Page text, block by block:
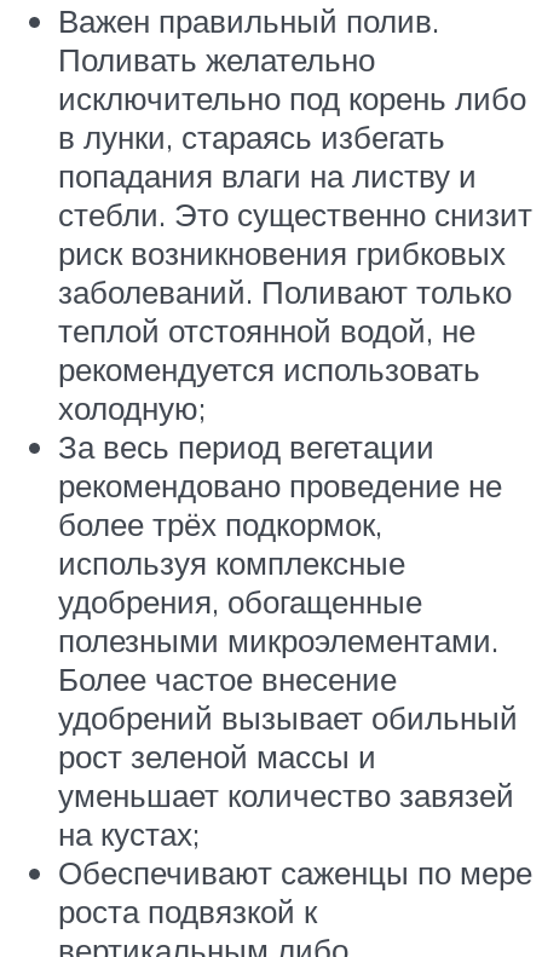
Важен правильный полив.
Поливать желательно
исключительно под корень либо
в лунки, стараясь избегать
попадания влаги на листву и
стебли. Это существенно снизит
риск возникновения грибковых
заболеваний. Поливают только
теплой отстоянной водой, не
рекомендуется использовать
холодную;
За весь период вегетации
рекомендовано проведение не
более трёх подкормок,
используя комплексные
удобрения, обогащенные
полезными микроэлементами.
Более частое внесение
удобрений вызывает обильный
рост зеленой массы и
уменьшает количество завязей
на кустах;
Обеспечивают саженцы по мере
роста подвязкой к